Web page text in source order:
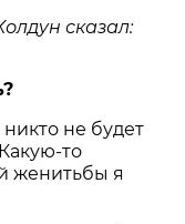
сказал:
не будет
то
женитьбы я